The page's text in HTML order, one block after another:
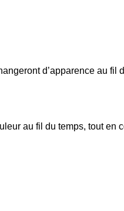
d’apparence au fil
au fil du temps, tout en